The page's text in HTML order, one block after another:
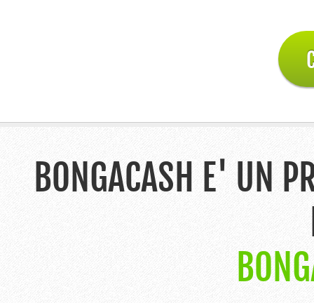
BONGACASH E' UN